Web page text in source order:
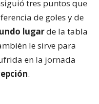
tres puntos que
de goles y de
lugarde la tabla
le sirve para
en la jornada
.